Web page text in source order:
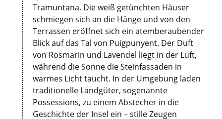
Tramuntana. Die weiß getünchten Häuser
schmiegen sich an die Hänge und von den
Terrassen eröffnet sich ein atemberaubender
Blick auf das Tal von Puigpunyent. Der Duft
von Rosmarin und Lavendel liegt in der Luft,
während die Sonne die Steinfassaden in
warmes Licht taucht. In der Umgebung laden
traditionelle Landgüter, sogenannte
Possessions, zu einem Abstecher in die
Geschichte der Insel ein – stille Zeugen